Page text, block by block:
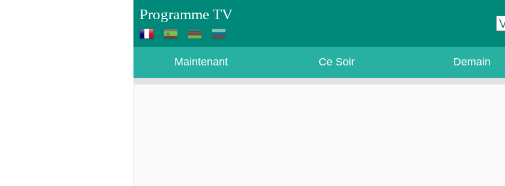
Programme TV
Maintenant Ce Soir Demain